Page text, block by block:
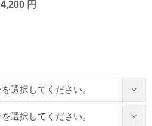
4,200 円